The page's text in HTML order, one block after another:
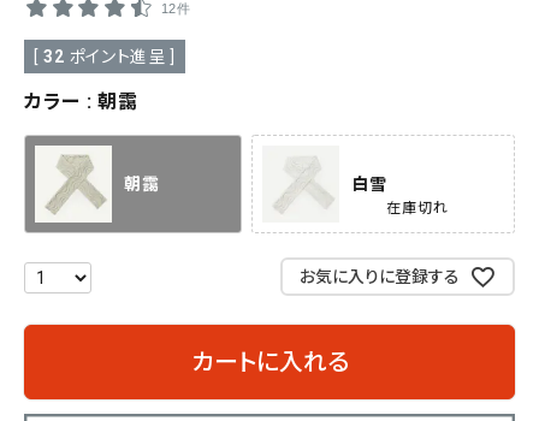
12件
32 ポイント進呈 ]
カラー 朝靄
朝靄 白雪
在庫切れ
お気に入りに登録する
カートに入れる